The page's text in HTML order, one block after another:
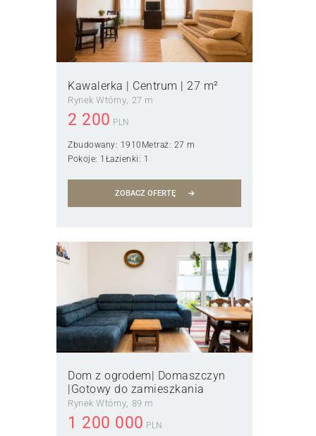
Kawalerka | Centrum | 27 m²
Rynek Wtórny 27 m
2 200 PLN
Zbudowany: 1910 Metraż: 27 m
Pokoje: 1 Łazienki: 1
ZOBACZ OFERTĘ
Dom z ogrodem| Domaszczyn
|Gotowy do zamieszkania
Rynek Wtórny 89 m
1 200 000 PLN